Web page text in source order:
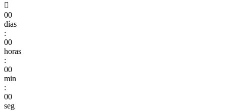

00
días
:
00
horas
:
00
min
:
00
seg